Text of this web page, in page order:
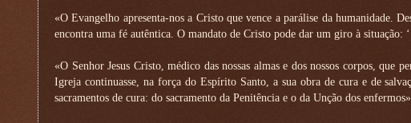
«O Evangelho apresenta-nos a Cristo que vence a parálise da humanidade.
encontra uma fé autêntica. O mandato de Cristo pode dar um giro à situação:
«O Senhor Jesus Cristo, médico das nossas almas e dos nossos corpos, que
Igreja continuasse, na força do Espírito Santo, a sua obra de cura e de
sacramentos de cura: do sacramento da Penitência e o da Unção dos